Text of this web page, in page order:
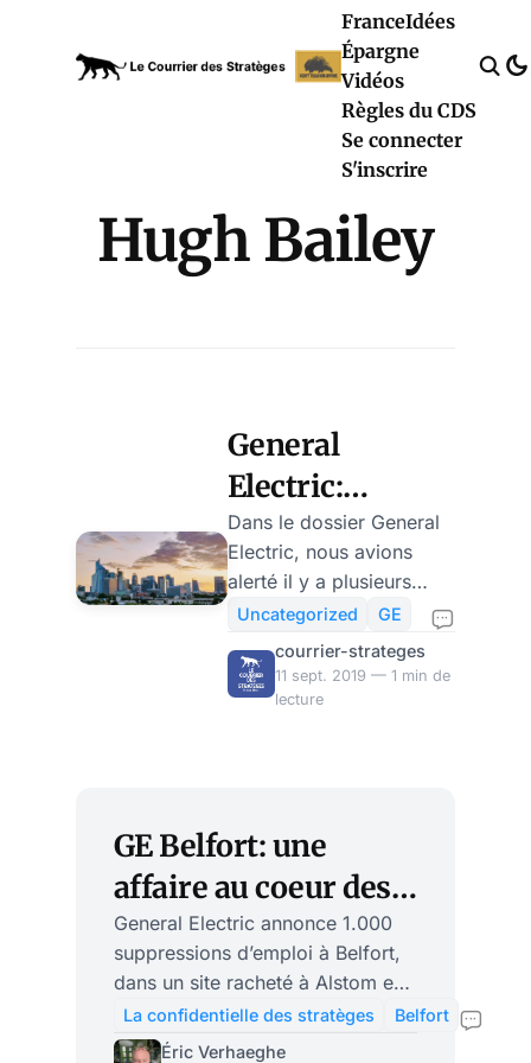
FranceIdées
Épargne
Vidéos
Règles du CDS
Se connecter
S'inscrire
Hugh Bailey
General
Electric:
soupçons de
prise illégale
d’intérêt
Dans le dossier General
Electric, nous avions
alerté il y a plusieurs
semaines sur les risques
pris par la filiale
française en nommant à
sa direction générale son
des restructurations au
cabinet d’Emmanuel
cession d’Alstom.
Tardivement, on apprend
qu’une enquête est
ouverte… diligentée par
le parquet de Paris.
Uncategorized
GE
courrier-strateges
11 sept. 2019 — 1 min de
lecture
GE Belfort: une
affaire au coeur des
conflits d’intérêt et
de capitalisme
français de
connivence?
General Electric annonce 1.000
suppressions d’emploi à Belfort,
dans un site racheté à Alstom en
2015… avec l’aval d’un ministre
de l’Économie appelé Emmanuel
La confidentielle des stratèges
Belfort
Éric Verhaeghe